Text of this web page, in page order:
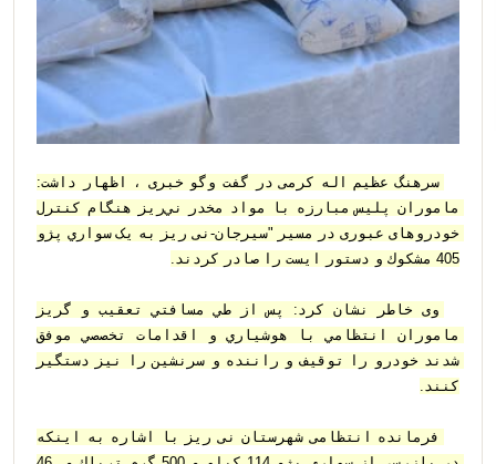
405 مشكوك و دستور ايست را صادر كردند.
كنند.